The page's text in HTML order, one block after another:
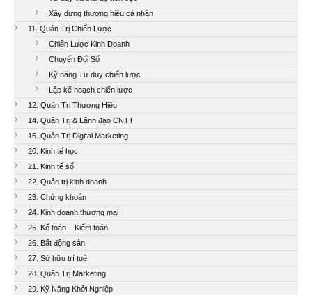
Xây dựng thương hiệu cá nhân
11. Quản Trị Chiến Lược
Chiến Lược Kinh Doanh
Chuyển Đổi Số
Kỹ năng Tư duy chiến lược
Lập kế hoạch chiến lược
12. Quản Trị Thương Hiệu
14. Quản Trị & Lãnh đạo CNTT
15. Quản Trị Digital Marketing
20. Kinh tế học
21. Kinh tế số
22. Quản trị kinh doanh
23. Chứng khoán
24. Kinh doanh thương mại
25. Kế toán – Kiểm toán
26. Bất động sản
27. Sở hữu trí tuệ
28. Quản Trị Marketing
29. Kỹ Năng Khởi Nghiệp